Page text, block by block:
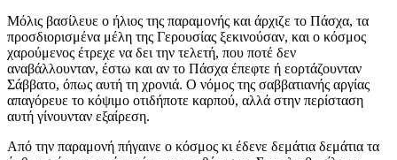
Μόλις βασίλευε ο ήλιος της παραμονής και άρχιζε το Πάσχα, τα
προσδιορισμένα μέλη της Γερουσίας ξεκινούσαν, και ο κόσμος
χαρούμενος έτρεχε να δει την τελετή, που ποτέ δεν
αναβάλλουνταν, έστω και αν το Πάσχα έπεφτε ή εορτάζουνταν
Σάββατο, όπως αυτή τη χρονιά. Ο νόμος της σαββατιανής αργίας
απαγόρευε το κόψιμο οτιδήποτε καρπού, αλλά στην περίσταση
αυτή γίνουνταν εξαίρεση.
Από την παραμονή πήγαινε ο κόσμος κι έδενε δεμάτια δεμάτια τα